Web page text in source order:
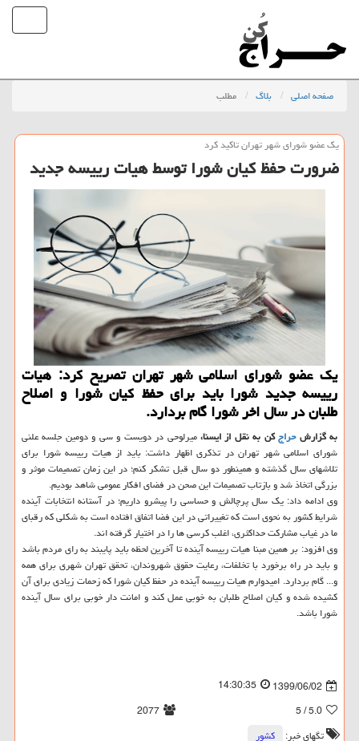
صفحه اصلی بلاگ مطلب
یك عضو شورای شهر تهران تاكید كرد
ضرورت حفظ كیان شورا توسط هیات رییسه جدید
یك عضو شورای اسلامی شهر تهران تصریح كرد: هیات
رییسه جدید شورا باید برای حفظ كیان شورا و اصلاح
طلبان در سال اخر شورا گام بردارد.
به گزارشحراجکن به نقل از ایسنا،میرلوحی در دویست و سی و دومین جلسه علنی
شورای اسلامی شهر تهران در تذکری اظهار داشت: باید از هیات رییسه شورا برای
تلاشهای سال گذشته و همینطور دو سال قبل تشکر کنم؛ در این زمان تصمیمات موثر و
بزرگی اتخاذ شد و بازتاب تصمیمات این صحن در فضای افکار عمومی شاهد بودیم.
وی ادامه داد: یک سال پرچالش و حساسی را پیشرو داریم؛ در آستانه انتخابات آینده
شرایط کشور به نحوی است که تغییراتی در این فضا اتفاق افتاده است به شکلی که رقبای
ما در غیاب مشارکت حداکثری، اغلب کرسی ها را در اختیار گرفته اند.
وی افزود: بر همین مبنا هیات رییسه آینده تا آخرین لحظه باید پایبند به رای مردم باشد
و باید در راه برخورد با تخلفات، رعایت حقوق شهروندان، تحقق تهران شهری برای همه
و... گام بردارد. امیدوارم هیات رییسه آینده در حفظ کیان شورا که زحمات زیادی برای آن
کشیده شده و کیان اصلاح طلبان به خوبی عمل کند و امانت دار خوبی برای سال آینده
شورا باشد.
1399/06/02
14:30:35
5.0
/ 5
2077
تگهای خبر:
كشور